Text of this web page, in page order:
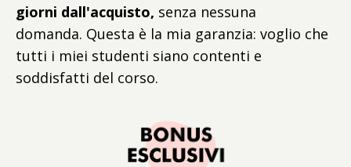
giorni dall'acquisto, senza nessuna
domanda. Questa è la mia garanzia: voglio che
tutti i miei studenti siano contenti e
soddisfatti del corso.